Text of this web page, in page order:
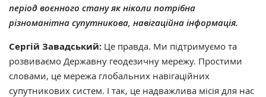
період воєнного стану як ніколи потрібна
різноманітна супутникова, навігаційна інформація.
Сергій Завадський: Це правда. Ми підтримуємо та
розвиваємо Державну геодезичну мережу. Простими
словами, це мережа глобальних навігаційних
супутникових систем. І так, це надважлива місія для нас